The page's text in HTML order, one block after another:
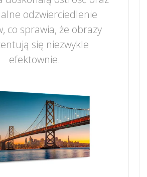
odzwierciedlenie
co sprawia, że obrazy
się niezwykle
efektownie.